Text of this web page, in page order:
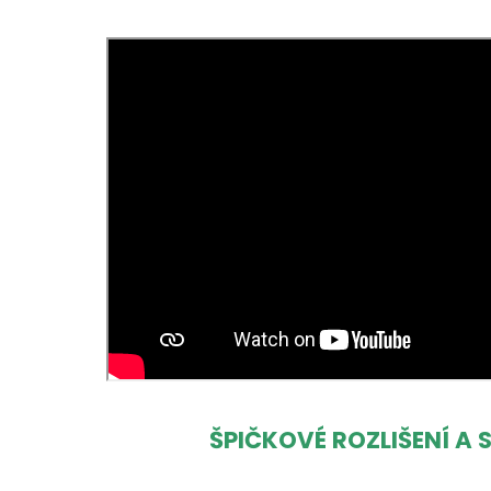
ŠPIČKOVÉ ROZLIŠENÍ A